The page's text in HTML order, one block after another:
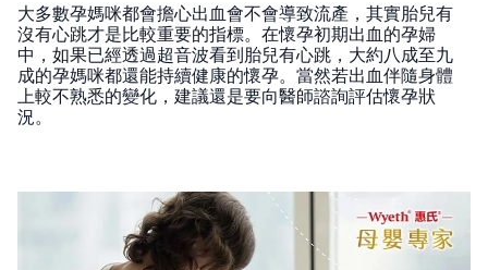
大多數孕媽咪都會擔心出血會不會導致流產，其實胎兒有
沒有心跳才是比較重要的指標。在懷孕初期出血的孕婦
中，如果已經透過超音波看到胎兒有心跳，大約八成至九
成的孕媽咪都還能持續健康的懷孕。當然若出血伴隨身體
上較不熟悉的變化，建議還是要向醫師諮詢評估懷孕狀
況。